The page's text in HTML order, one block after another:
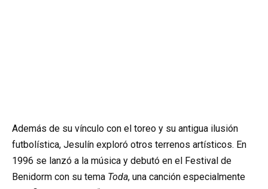
Además de su vínculo con el toreo y su antigua ilusión
futbolística, Jesulín exploró otros terrenos artísticos. En
1996 se lanzó a la música y debutó en el Festival de
Benidorm con su tema Toda, una canción especialmente